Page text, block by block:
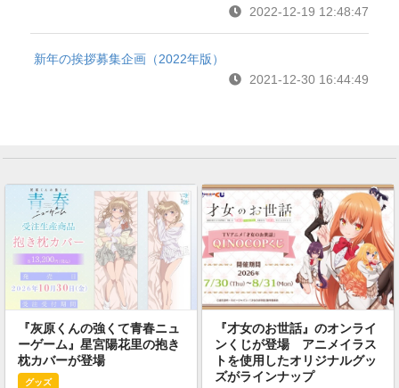
2022-12-19 12:48:47
新年の挨拶募集企画（2022年版）
2021-12-30 16:44:49
『灰原くんの強くて青春ニュ
ーゲーム』星宮陽花里の抱き
枕カバーが登場
グッズ
『才女のお世話』のオンライ
ンくじが登場 アニメイラス
トを使用したオリジナルグッ
ズがラインナップ